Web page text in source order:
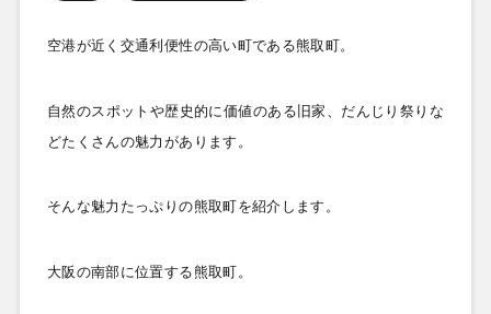
空港が近く交通利便性の高い町である熊取町。
自然のスポットや歴史的に価値のある旧家、だんじり祭りな
どたくさんの魅力があります。
そんな魅力たっぷりの熊取町を紹介します。
大阪の南部に位置する熊取町。